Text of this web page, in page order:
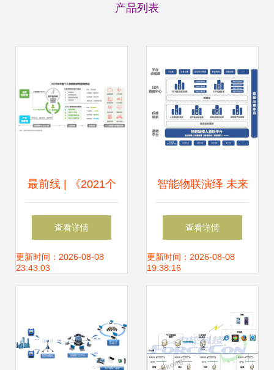
产品列表
最前线 | 《2021个
人物联网白皮书》
核心场景解析 运动
领“HOMA”格局
查看详情
更新时间：2026-08-08
23:43:03
智能物联演绎 未来
已至 创业慧康助力
智慧医院物联网应
查看详情
更新时间：2026-08-08
19:38:16